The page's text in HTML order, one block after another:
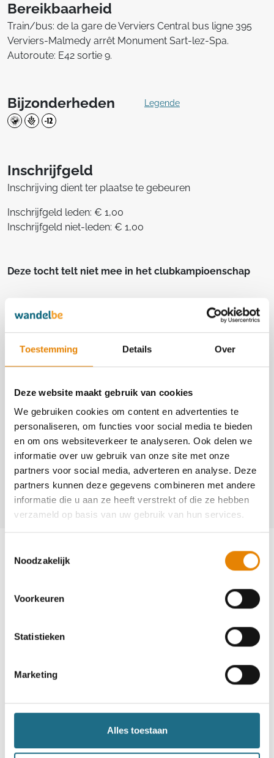
Toestemming Details Over
Deze website maakt gebruik van cookies
We gebruiken cookies om content en advertenties te
personaliseren, om functies voor social media te bieden
en om ons websiteverkeer te analyseren. Ook delen we
informatie over uw gebruik van onze site met onze
partners voor social media, adverteren en analyse. Deze
partners kunnen deze gegevens combineren met andere
informatie die u aan ze heeft verstrekt of die ze hebben
verzameld op basis van uw gebruik van hun services.
Noodzakelijk
Voorkeuren
Statistieken
Marketing
Alles toestaan
Bereikbaarheid
Train/bus: de la gare de Verviers Central bus ligne 395
Verviers-Malmedy arrêt Monument Sart-lez-Spa.
Autoroute: E42 sortie 9.
Bijzonderheden Legende
Inschrijfgeld
Inschrijving dient ter plaatse te gebeuren
Inschrijfgeld leden: € 1,00
Inschrijfgeld niet-leden: € 1,00
Deze tocht telt niet mee in het clubkampioenschap
Georganiseerd door
Les Corsaires de Sart-lez-Spa
LG 138
Contact
Christian Merlin
+32(0)476 50 27 73
pichot@belgacom.net
Word lid en maak kans op een